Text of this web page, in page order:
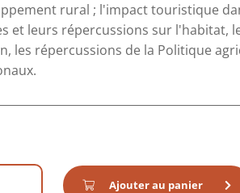
rural ; l'impact touristique
et leurs répercussions sur l'habitat,
les répercussions de la Politique
Ajouter au panier